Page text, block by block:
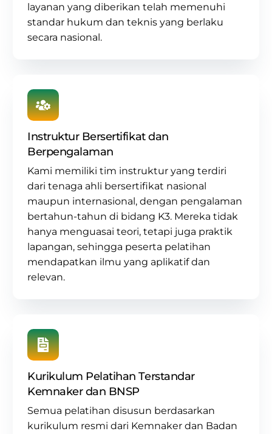
layanan yang diberikan telah memenuhi
standar hukum dan teknis yang berlaku
secara nasional.
Instruktur Bersertifikat dan
Berpengalaman
Kami memiliki tim instruktur yang terdiri
dari tenaga ahli bersertifikat nasional
maupun internasional, dengan pengalaman
bertahun-tahun di bidang K3. Mereka tidak
hanya menguasai teori, tetapi juga praktik
lapangan, sehingga peserta pelatihan
mendapatkan ilmu yang aplikatif dan
relevan.
Kurikulum Pelatihan Terstandar
Kemnaker dan BNSP
Semua pelatihan disusun berdasarkan
kurikulum resmi dari Kemnaker dan Badan